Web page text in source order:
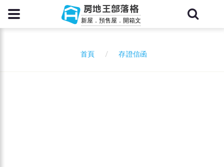
房地王部落格
新屋．預售屋．開箱文
首頁 存證信函